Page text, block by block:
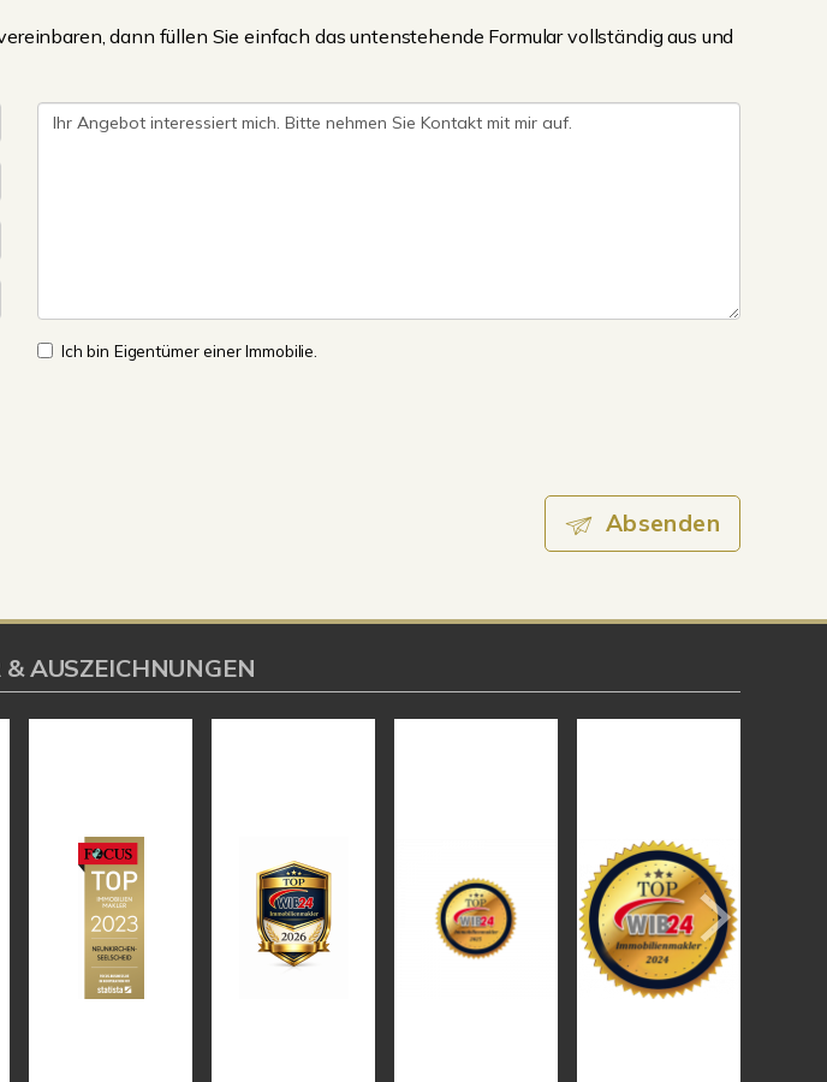
dann füllen Sie einfach das untenstehende Formular vollständig aus und
Ich bin Eigentümer einer Immobilie.
Absenden
AUSZEICHNUNGEN